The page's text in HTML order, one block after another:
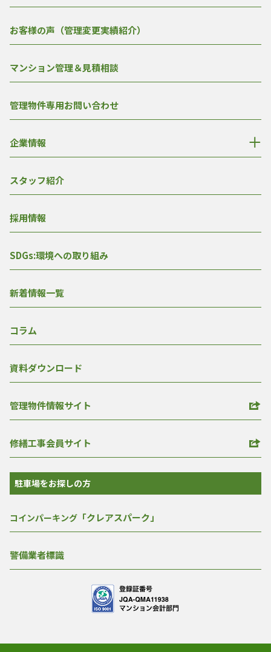
お客様の声（管理変更実績紹介）
マンション管理＆見積相談
管理物件専用お問い合わせ
企業情報
スタッフ紹介
採用情報
SDGs:環境への取り組み
新着情報一覧
コラム
資料ダウンロード
管理物件情報サイト
修繕工事会員サイト
駐車場をお探しの方
コインパーキング 「クレアスパーク」
警備業者標識